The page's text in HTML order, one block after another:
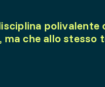
che allo stesso